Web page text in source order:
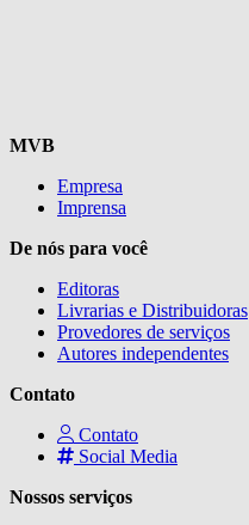
MVB
Empresa
Imprensa
De nós para você
Editoras
Livrarias e Distribuidoras
Provedores de serviços
Autores independentes
Contato
Contato
Social Media
Nossos serviços